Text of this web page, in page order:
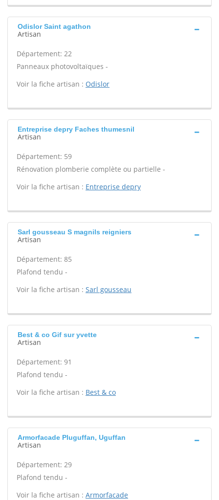
Odislor Saint agathon
Artisan
Département: 22
Panneaux photovoltaïques -
Voir la fiche artisan : Odislor
Entreprise depry Faches thumesnil
Artisan
Département: 59
Rénovation plomberie complète ou partielle -
Voir la fiche artisan : Entreprise depry
Sarl gousseau S magnils reigniers
Artisan
Département: 85
Plafond tendu -
Voir la fiche artisan : Sarl gousseau
Best & co Gif sur yvette
Artisan
Département: 91
Plafond tendu -
Voir la fiche artisan : Best & co
Armorfacade Pluguffan, Uguffan
Artisan
Département: 29
Plafond tendu -
Voir la fiche artisan : Armorfacade